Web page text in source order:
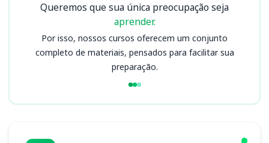
Queremos que sua única preocupação seja
aprender.
Por isso, nossos cursos oferecem um conjunto
completo de materiais, pensados para facilitar sua
preparação.